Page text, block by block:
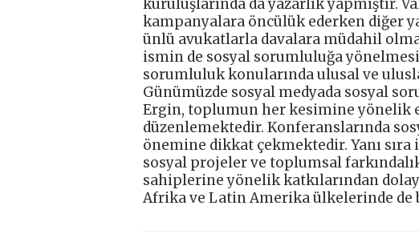
kuruluşlarında da yazarlık yapmıştır.
kampanyalara öncülük ederken diğer
ünlü avukatlarla davalara müdahil
ismin de sosyal sorumluluğa
sorumluluk konularında ulusal ve
Günümüzde sosyal medyada sosyal
Ergin, toplumun her kesimine yönelik
düzenlemektedir. Konferanslarında
önemine dikkat çekmektedir. Yanı
sosyal projeler ve toplumsal
sahiplerine yönelik katkılarından
Afrika ve Latin Amerika ülkelerinde